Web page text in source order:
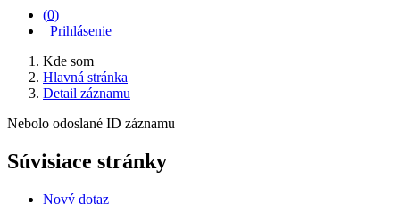
(0)
Prihlásenie
Kde som
Hlavná stránka
Detail záznamu
Nebolo odoslané ID záznamu
Súvisiace stránky
Nový dotaz